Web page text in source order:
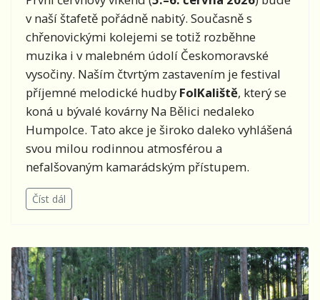
v naší štafetě pořádně nabitý. Současně s
chřenovickými kolejemi se totiž rozběhne
muzika i v malebném údolí Českomoravské
vysočiny. Naším čtvrtým zastavením je festival
příjemné melodické hudby FolKaliště, který se
koná u bývalé kovárny Na Bělici nedaleko
Humpolce. Tato akce je široko daleko vyhlášená
svou milou rodinnou atmosférou a
nefalšovaným kamarádským přístupem.
Číst dál